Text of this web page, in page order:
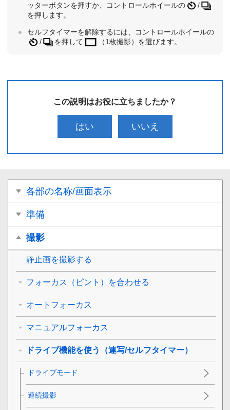
ッターボタンを押すか、コントロールホイールの
/
を押します。
セルフタイマーを解除するには、コントロールホイールの
/
を押して （1枚撮影）を選びます。
この説明はお役に立ちましたか？
はい いいえ
各部の名称/画面表示
準備
撮影
静止画を撮影する
フォーカス（ピント）を合わせる
オートフォーカス
マニュアルフォーカス
ドライブ機能を使う（連写/セルフタイマー）
ドライブモード
連続撮影